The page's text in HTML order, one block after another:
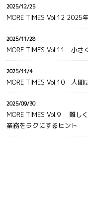
2025/12/25
MORE TIMES Vol.12 2025
2025/11/28
MORE TIMES Vol.11 小さ
2025/11/4
MORE TIMES Vol.10 人間
2025/09/30
MORE TIMES Vol.9 難し
業務をラクにするヒント